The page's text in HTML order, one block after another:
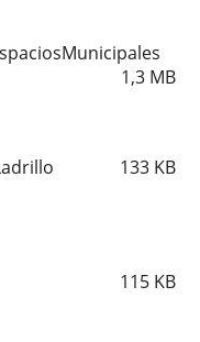
1,3 MB
133 KB
115 KB